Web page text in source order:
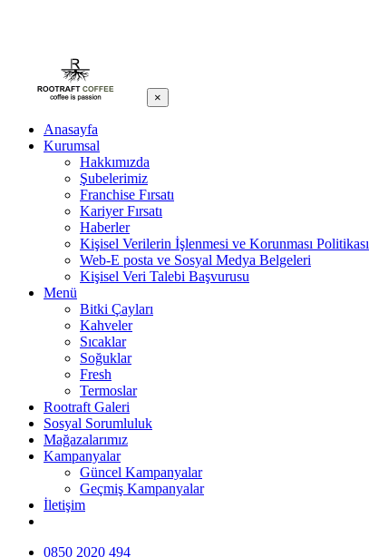
×
Anasayfa
Kurumsal
Hakkımızda
Şubelerimiz
Franchise Fırsatı
Kariyer Fırsatı
Haberler
Kişisel Verilerin İşlenmesi ve Korunması Politikası
Web-E posta ve Sosyal Medya Belgeleri
Kişisel Veri Talebi Başvurusu
Menü
Bitki Çayları
Kahveler
Sıcaklar
Soğuklar
Fresh
Termoslar
Rootraft Galeri
Sosyal Sorumluluk
Mağazalarımız
Kampanyalar
Güncel Kampanyalar
Geçmiş Kampanyalar
İletişim
0850 2020 494